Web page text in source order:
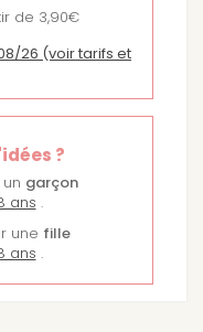
de 3,90€
26 (voir tarifs et
?
garçon
ans .
une fille
ans .